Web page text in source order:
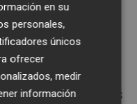
viviendas se
de mayo a tipo
se firmaron a
al inicio fue
sobre viviendas
en su
personales,
únicos
ofrecer
medir
información